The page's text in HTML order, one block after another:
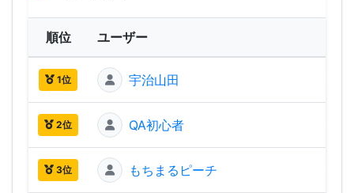
順位 ユーザー
1位 宇治山田
2位 QA初心者
3位 もちまるピーチ